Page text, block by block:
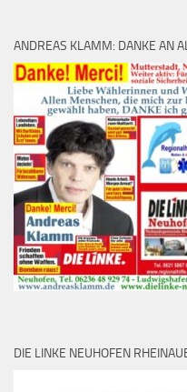
ANDREAS KLAMM: DANKE AN
DIE LINKE NEUHOFEN